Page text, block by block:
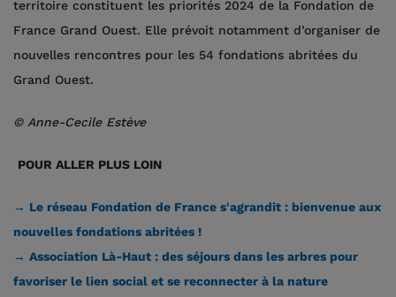
territoire constituent les priorités 2024 de la Fondation de
France Grand Ouest. Elle prévoit notamment d’organiser de
nouvelles rencontres pour les 54 fondations abritées du
Grand Ouest.
© Anne-Cecile Estève
POUR ALLER PLUS LOIN
→ Le réseau Fondation de France s'agrandit : bienvenue aux
nouvelles fondations abritées !
→ Association Là-Haut : des séjours dans les arbres pour
favoriser le lien social et se reconnecter à la nature